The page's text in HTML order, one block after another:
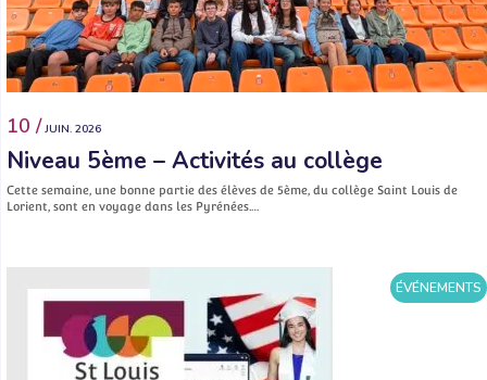
10 / JUIN. 2026
Niveau 5ème – Activités au collège
Cette semaine, une bonne partie des élèves de 5ème, du collège Saint Louis de
Lorient, sont en voyage dans les Pyrénées.…
ÉVÉNEMENTS